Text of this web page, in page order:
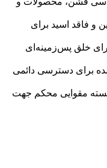
و فاقد اسید برای
خلق پس‌زمینه‌ای
برای دسترسی دائمی
مقوایی محکم جهت